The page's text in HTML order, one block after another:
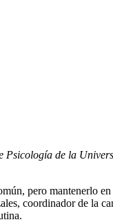
de la
pero mantenerlo
coordinador de la